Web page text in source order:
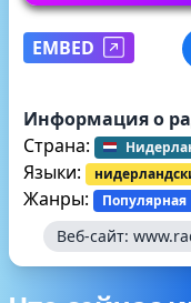
EMBED
Информация о
Страна:
Языки:
Жанры: Популярная
Веб-сайт: